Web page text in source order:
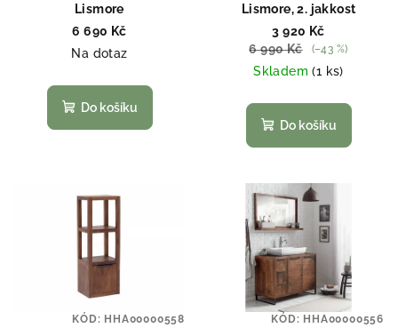
Lismore
6 690 Kč
Na dotaz
Do košíku
Lismore, 2. jakkost
3 920 Kč
6 990 Kč
(–43 %)
Skladem(1 ks)
Do košíku
KÓD: HHA00000558 KÓD: HHA00000556